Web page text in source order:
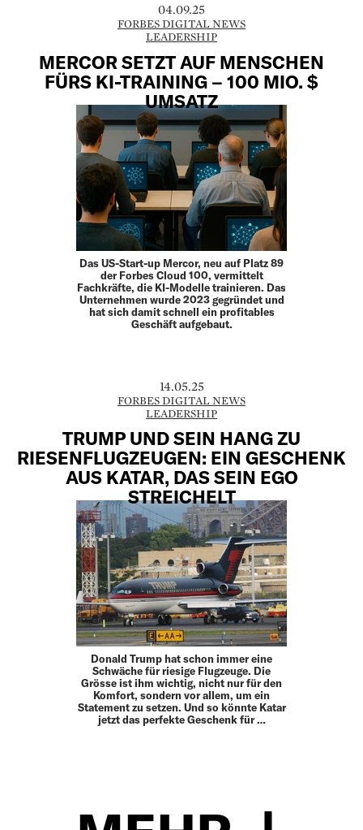
04.09.25
FORBES DIGITAL NEWS
LEADERSHIP
MERCOR SETZT AUF MENSCHEN
FÜRS KI-TRAINING – 100 MIO. $
UMSATZ
Das US-Start-up Mercor, neu auf Platz 89
der Forbes Cloud 100, vermittelt
Fachkräfte, die KI-Modelle trainieren. Das
Unternehmen wurde 2023 gegründet und
hat sich damit schnell ein profitables
Geschäft aufgebaut.
14.05.25
FORBES DIGITAL NEWS
LEADERSHIP
TRUMP UND SEIN HANG ZU
RIESENFLUGZEUGEN: EIN GESCHENK
AUS KATAR, DAS SEIN EGO
STREICHELT
Donald Trump hat schon immer eine
Schwäche für riesige Flugzeuge. Die
Grösse ist ihm wichtig, nicht nur für den
Komfort, sondern vor allem, um ein
Statement zu setzen. Und so könnte Katar
jetzt das perfekte Geschenk für …